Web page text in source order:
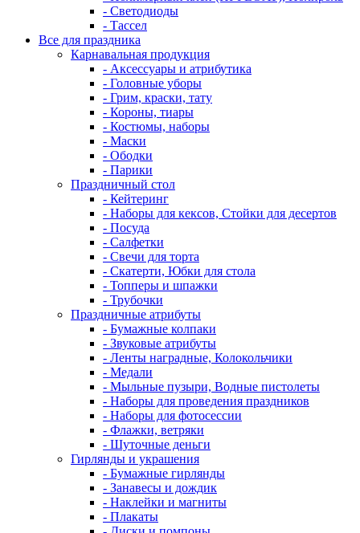
- Светодиоды
- Тассел
Все для праздника
Карнавальная продукция
- Аксессуары и атрибутика
- Головные уборы
- Грим, краски, тату
- Короны, тиары
- Костюмы, наборы
- Маски
- Ободки
- Парики
Праздничный стол
- Кейтеринг
- Наборы для кексов, Стойки для десертов
- Посуда
- Салфетки
- Свечи для торта
- Скатерти, Юбки для стола
- Топперы и шпажки
- Трубочки
Праздничные атрибуты
- Бумажные колпаки
- Звуковые атрибуты
- Ленты наградные, Колокольчики
- Медали
- Мыльные пузыри, Водные пистолеты
- Наборы для проведения праздников
- Наборы для фотосессии
- Флажки, ветряки
- Шуточные деньги
Гирлянды и украшения
- Бумажные гирлянды
- Занавесы и дождик
- Наклейки и магниты
- Плакаты